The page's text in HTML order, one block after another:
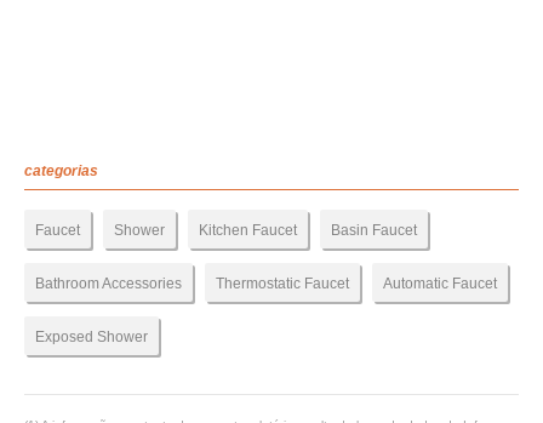
categorias
Faucet Shower Kitchen Faucet Basin Faucet
Bathroom Accessories Thermostatic Faucet Automatic Faucet
Exposed Shower